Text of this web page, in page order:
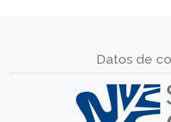
Datos de